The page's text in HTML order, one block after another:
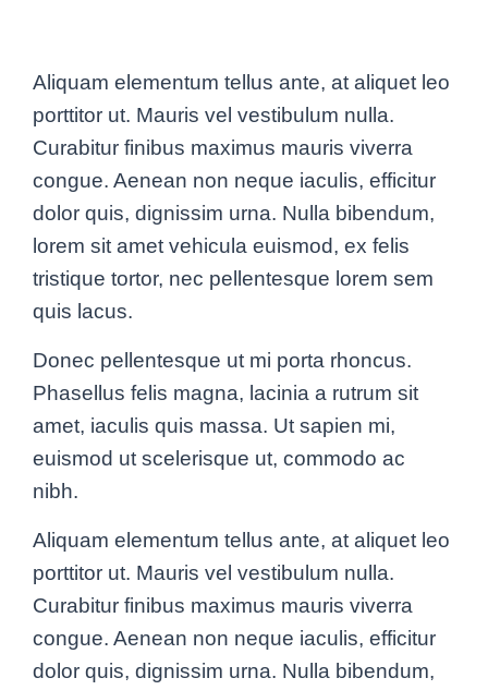
Aliquam elementum tellus ante, at aliquet leo
porttitor ut. Mauris vel vestibulum nulla.
Curabitur finibus maximus mauris viverra
congue. Aenean non neque iaculis, efficitur
dolor quis, dignissim urna. Nulla bibendum,
lorem sit amet vehicula euismod, ex felis
tristique tortor, nec pellentesque lorem sem
quis lacus.
Donec pellentesque ut mi porta rhoncus.
Phasellus felis magna, lacinia a rutrum sit
amet, iaculis quis massa. Ut sapien mi,
euismod ut scelerisque ut, commodo ac
nibh.
Aliquam elementum tellus ante, at aliquet leo
porttitor ut. Mauris vel vestibulum nulla.
Curabitur finibus maximus mauris viverra
congue. Aenean non neque iaculis, efficitur
dolor quis, dignissim urna. Nulla bibendum,